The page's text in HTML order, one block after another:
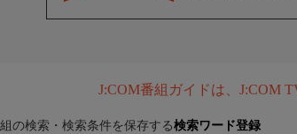
J:COM番組ガイドは、J:COM
の検索・検索条件を保存する検索ワード登録